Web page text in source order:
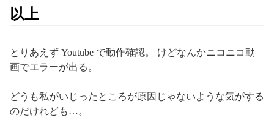
以上
とりあえず Youtube で動作確認。 けどなんかニコニコ動
画でエラーが出る。
どうも私がいじったところが原因じゃないような気がする
のだけれども…。